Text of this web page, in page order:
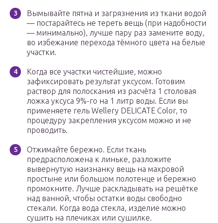
Вымывайте пятна и загрязнения из ткани водой
— постарайтесь не тереть вещь (при надобности
— минимально), лучше пару раз замените воду,
во избежание перехода тёмного цвета на белые
участки.
Когда все участки чистейшие, можно
зафиксировать результат уксусом. Готовим
раствор для полоскания из расчёта 1 столовая
ложка уксуса 9%-го на 1 литр воды. Если вы
применяете гель Wellery DELICATE Color, то
процедуру закрепления уксусом можно и не
проводить.
Отжимайте бережно. Если ткань
предрасположена к линьке, разложите
вывернутую наизнанку вещь на махровой
простыне или большом полотенце и бережно
промокните. Лучше раскладывать на решётке
над ванной, чтобы остатки воды свободно
стекали. Когда вода стекла, изделие можно
сушить на плечиках или сушилке.